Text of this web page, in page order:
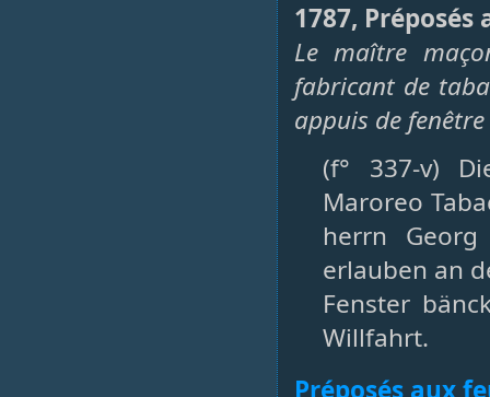
1787,
Le maître
fabricant de
appuis de
(f° 337-v)
Maroreo
herrn
erlauben an
Fenster
Willfahrt.